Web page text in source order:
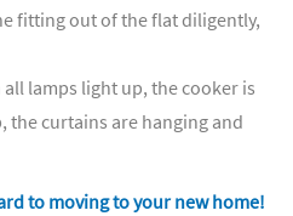
fitting out of the flat diligently,
lamps light up, the cooker is
the curtains are hanging and
to moving to your new home!